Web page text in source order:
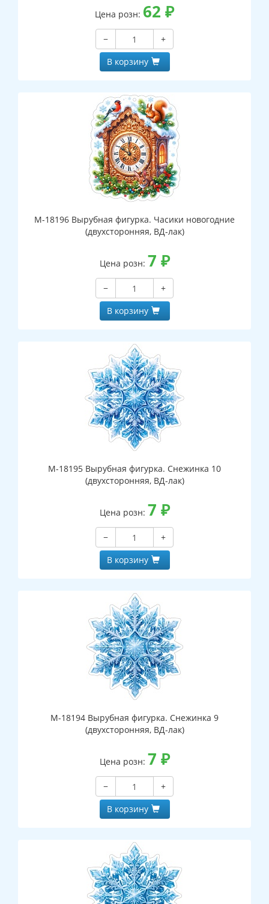
Цена розн: 62 ₽
−
+
В корзину
М-18196 Вырубная фигурка. Часики новогодние
(двухсторонняя, ВД-лак)
Цена розн: 7 ₽
−
+
В корзину
М-18195 Вырубная фигурка. Снежинка 10
(двухсторонняя, ВД-лак)
Цена розн: 7 ₽
−
+
В корзину
М-18194 Вырубная фигурка. Снежинка 9
(двухсторонняя, ВД-лак)
Цена розн: 7 ₽
−
+
В корзину